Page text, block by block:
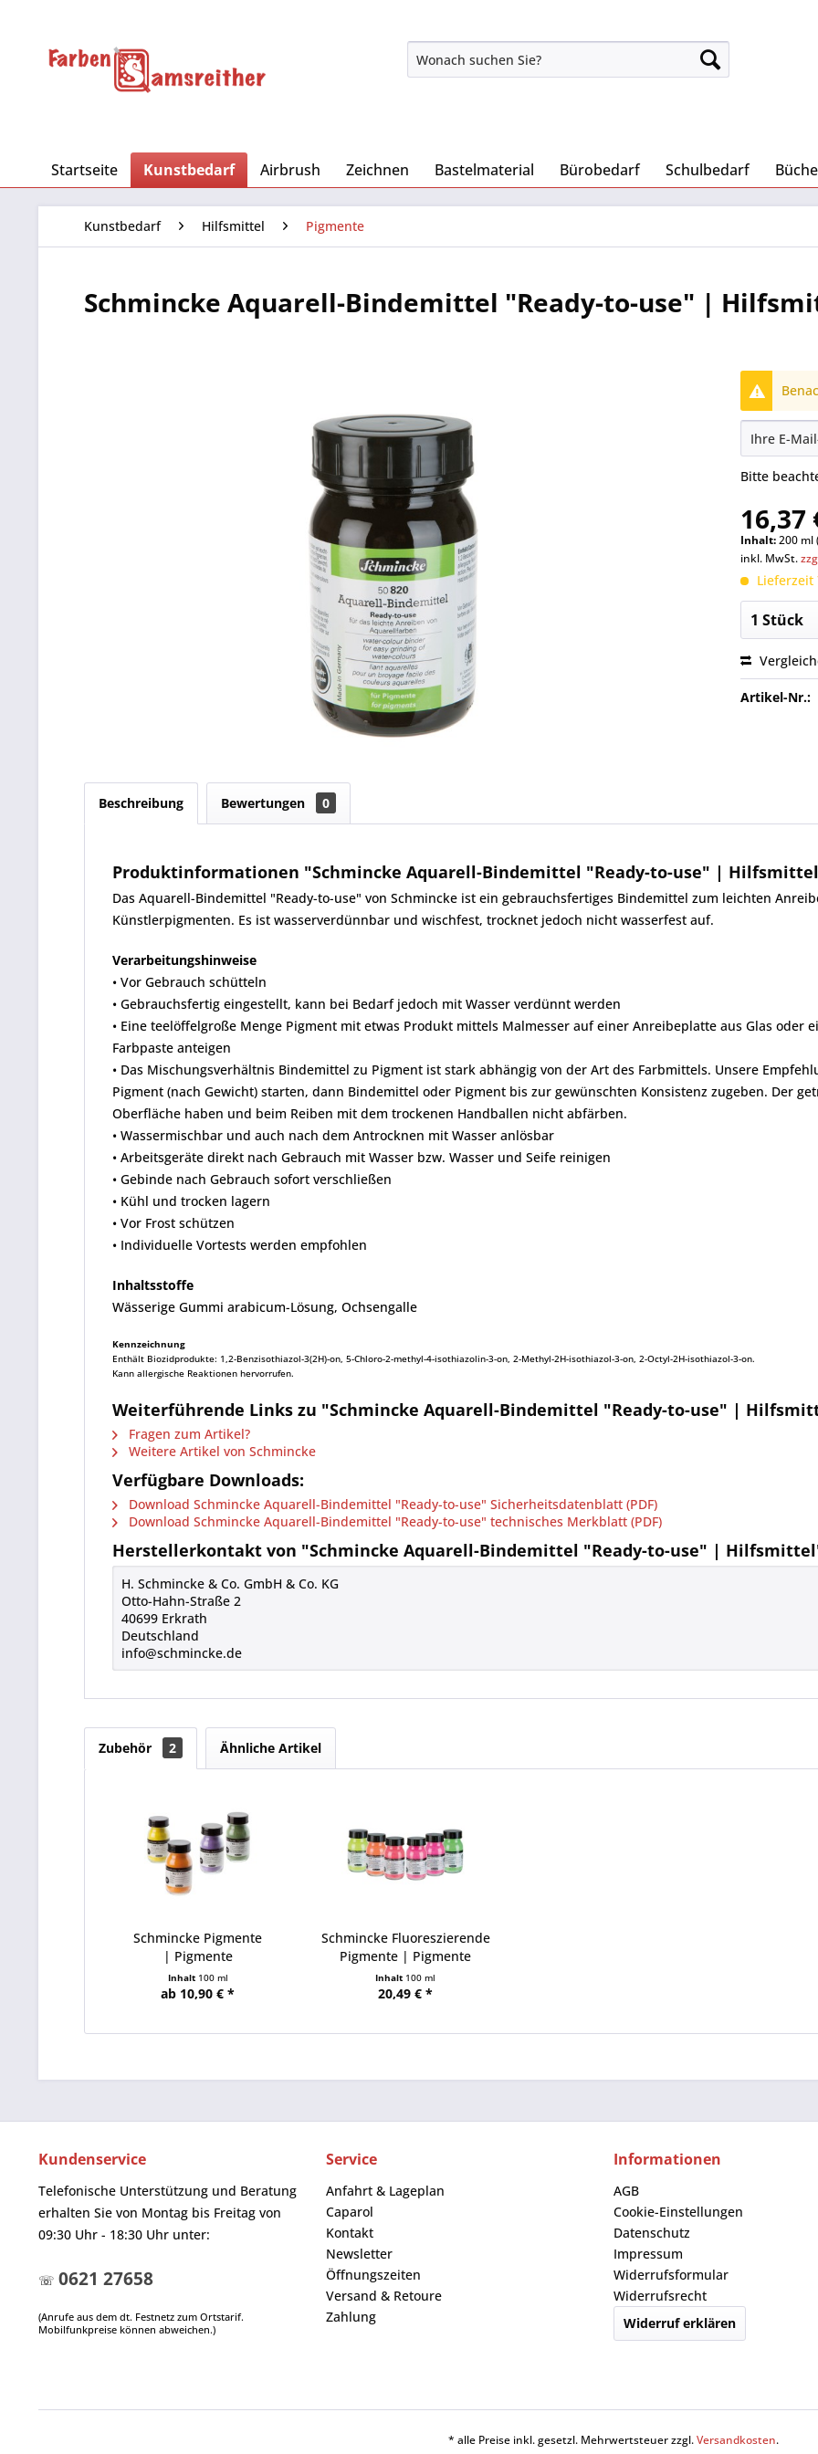
Startseite Kunstbedarf Airbrush Zeichnen Bastelmaterial Bürobedarf Schulbedarf
Kunstbedarf Hilfsmittel Pigmente
Schmincke Aquarell-Bindemittel "Ready-to-use" |
Bitte
16,37
Inhalt:200 ml
inkl. MwSt.
Lieferzeit
Artikel-Nr.:
Beschreibung Bewertungen 0
Produktinformationen "Schmincke Aquarell-Bindemittel "Ready-to-use" |
Das Aquarell-Bindemittel "Ready-to-use" von Schmincke ist ein gebrauchsfertiges Bindemittel zum leichten
Künstlerpigmenten. Es ist wasserverdünnbar und wischfest, trocknet jedoch nicht wasserfest auf.
Verarbeitungshinweise
• Vor Gebrauch schütteln
• Gebrauchsfertig eingestellt, kann bei Bedarf jedoch mit Wasser verdünnt werden
• Eine teelöffelgroße Menge Pigment mit etwas Produkt mittels Malmesser auf einer Anreibeplatte aus Glas oder
Farbpaste anteigen
• Das Mischungsverhältnis Bindemittel zu Pigment ist stark abhängig von der Art des Farbmittels. Unsere
Pigment (nach Gewicht) starten, dann Bindemittel oder Pigment bis zur gewünschten Konsistenz zugeben. Der
Oberfläche haben und beim Reiben mit dem trockenen Handballen nicht abfärben.
• Wassermischbar und auch nach dem Antrocknen mit Wasser anlösbar
• Arbeitsgeräte direkt nach Gebrauch mit Wasser bzw. Wasser und Seife reinigen
• Gebinde nach Gebrauch sofort verschließen
• Kühl und trocken lagern
• Vor Frost schützen
• Individuelle Vortests werden empfohlen
Inhaltsstoffe
Wässerige Gummi arabicum-Lösung, Ochsengalle
Kennzeichnung
Enthält Biozidprodukte: 1,2-Benzisothiazol-3(2H)-on, 5-Chloro-2-methyl-4-isothiazolin-3-on, 2-Methyl-2H-isothiazol-3-on, 2-Octyl-2H-isothiazol-3-on.
Kann allergische Reaktionen hervorrufen.
Weiterführende Links zu "Schmincke Aquarell-Bindemittel "Ready-to-use" |
Fragen zum Artikel?
Weitere Artikel von Schmincke
Verfügbare Downloads:
Download Schmincke Aquarell-Bindemittel "Ready-to-use" Sicherheitsdatenblatt (PDF)
Download Schmincke Aquarell-Bindemittel "Ready-to-use" technisches Merkblatt (PDF)
Herstellerkontakt von "Schmincke Aquarell-Bindemittel "Ready-to-use" |
H. Schmincke & Co. GmbH & Co. KG
Otto-Hahn-Straße 2
40699 Erkrath
Deutschland
info@schmincke.de
Zubehör 2 Ähnliche Artikel
Schmincke Pigmente
| Pigmente
Inhalt 100 ml
ab 10,90 € *
Schmincke Fluoreszierende
Pigmente | Pigmente
Inhalt 100 ml
20,49 € *
Kundenservice
Telefonische Unterstützung und Beratung
erhalten Sie von Montag bis Freitag von
09:30 Uhr - 18:30 Uhr unter:
☏ 0621 27658
(Anrufe aus dem dt. Festnetz zum Ortstarif.
Mobilfunkpreise können abweichen.)
Service
Anfahrt & Lageplan
Caparol
Kontakt
Newsletter
Öffnungszeiten
Versand & Retoure
Zahlung
Informationen
AGB
Cookie-Einstellungen
Datenschutz
Impressum
Widerrufsformular
Widerrufsrecht
Widerruf erklären
* alle Preise inkl. gesetzl. Mehrwertsteuer zzgl.Versandkosten.